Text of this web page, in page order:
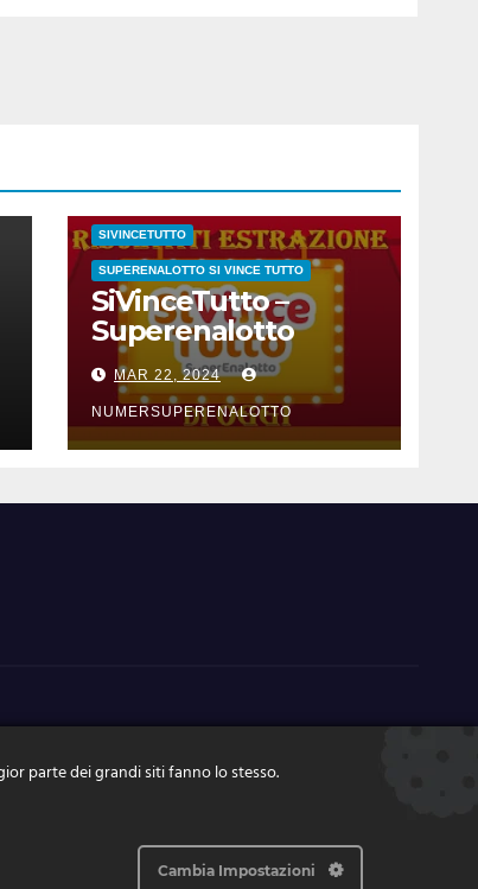
SIVINCETUTTO
SUPERENALOTTO SI VINCE TUTTO
SiVinceTutto –
Superenalotto
estrazione di
mercoledi 20 marzo
2024 numeri
vincenti e quote
MAR 22, 2024
NUMERSUPERENALOTTO
parte dei grandi siti fanno lo stesso.
Cambia Impostazioni